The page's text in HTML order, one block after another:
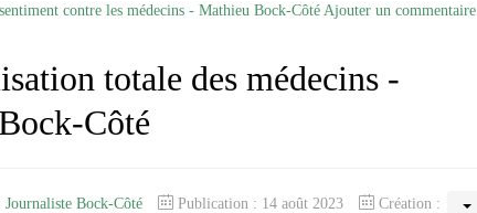
contre les médecins - Mathieu Bock-Côté Ajouter un commentaire
totale des médecins -
Côté
Journaliste Bock-Côté Publication : 14 août 2023
Création :